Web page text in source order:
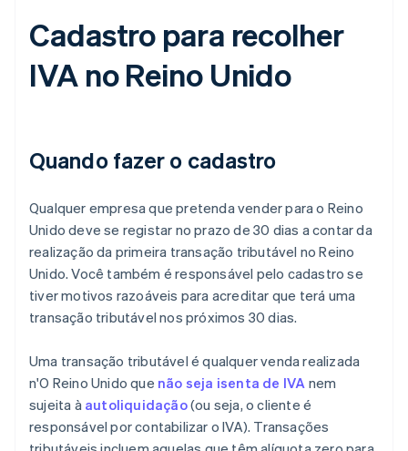
Cadastro para recolher
IVA no Reino Unido
Quando fazer o cadastro
Qualquer empresa que pretenda vender para o Reino
Unido deve se registar no prazo de 30 dias a contar da
realização da primeira transação tributável no Reino
Unido. Você também é responsável pelo cadastro se
tiver motivos razoáveis para acreditar que terá uma
transação tributável nos próximos 30 dias.
Uma transação tributável é qualquer venda realizada
n'O Reino Unido que não seja isenta de IVA nem
sujeita à autoliquidação(ou seja, o cliente é
responsável por contabilizar o IVA). Transações